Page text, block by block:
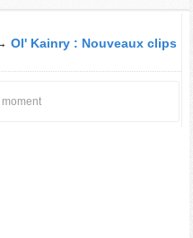
Ol' Kainry : Nouveaux clips